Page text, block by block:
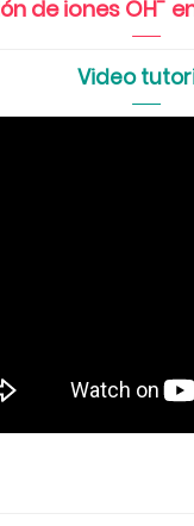
de iones OH
Video